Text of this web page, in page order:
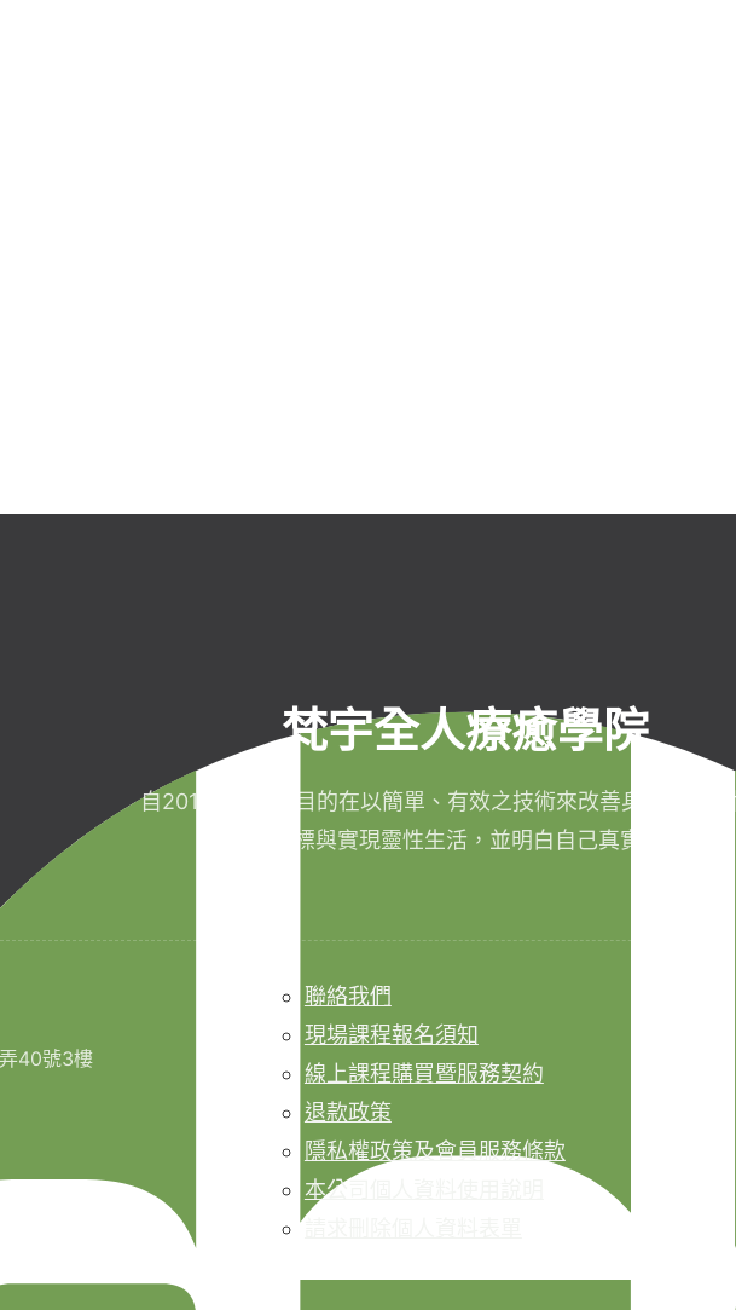
梵宇全人療癒學院
自2011年成立，目的在以簡單、有效之技術來改善身心健康，
成生命目標與實現靈性生活，並明白自己真實的本質。
40號3樓
聯絡我們
現場課程報名須知
線上課程購買暨服務契約
退款政策
隱私權政策及會員服務條款
本公司個人資料使用說明